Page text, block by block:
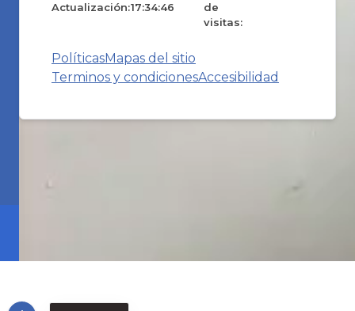
Actualización:17:34:46
de
visitas:
PolíticasMapas del sitio
Terminos y condicionesAccesibilidad